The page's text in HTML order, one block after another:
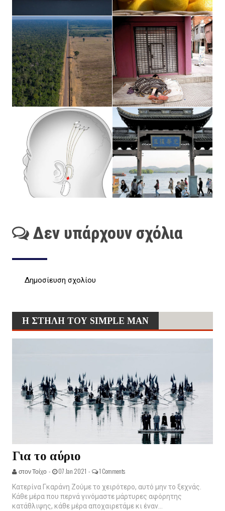
Δεν υπάρχουν σχόλια
Δημοσίευση σχολίου
Η ΣΤΗΛΗ ΤΟΥ SIMPLE MAN
Για το αύριο
στον Τοίχο - 07 Jan 2021 - 1 Comments
Κατερίνα Γκαράνη Ζούμε το χειρότερο, αυτό μην το ξεχνάς.
Κάθε μέρα που περνά γινόμαστε μάρτυρες αφόρητης
κατάθλιψης, κάθε μέρα αποχαιρετάμε κι έναν...